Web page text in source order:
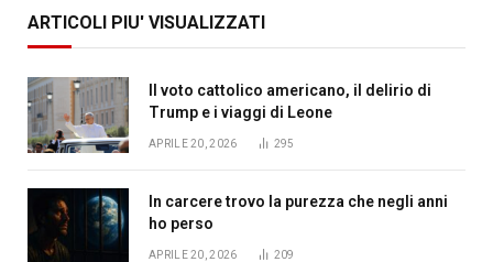
ARTICOLI PIU' VISUALIZZATI
Il voto cattolico americano, il delirio di
Trump e i viaggi di Leone
APRILE 20, 2026 295
In carcere trovo la purezza che negli anni
ho perso
APRILE 20, 2026 209